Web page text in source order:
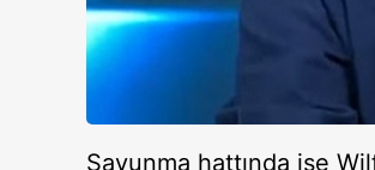
Savunma hattında ise